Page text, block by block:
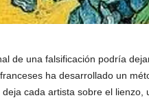
de una falsificación podría
ha desarrollado un
deja cada artista sobre el